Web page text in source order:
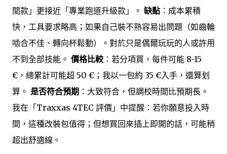
閒款」更接近「專業跑道升級款」。 缺點 ：成本累積
快，工具要求略高；如果自己裝不熟容易出問題（如齒輪
啮合不佳、轉向杯鬆動）。對於只是偶爾玩玩的人或許用
不到全部技能。 價格比較 ：若分項買，每件可能 8-15
€，總累計可能超 50 €；我以一包約 35 €入手，還算划
算。 是否符合預期 ：大致符合，但調校時間比預期長。
我在「Traxxas 4TEC 評價」中提醒：若你願意投入時
間，這種改裝包值得；但想買回來插上即開的話，可能稍
超出舒適線。